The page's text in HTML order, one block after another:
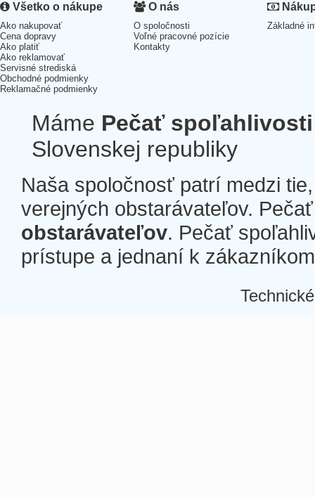
Všetko o nákupe
Ako nakupovať
Cena dopravy
Ako platiť
Ako reklamovať
Servisné strediská
Obchodné podmienky
Reklamačné podmienky
O nás
O spoločnosti
Voľné pracovné pozície
Kontakty
Základné
Máme Pečať spoľahlivosti
Slovenskej republiky
Naša spoločnosť patrí medzi
verejných obstarávateľov.
obstarávateľov. Pečať
prístupe a jednaní k